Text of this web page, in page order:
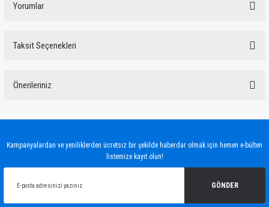
Yorumlar
Taksit Seçenekleri
Önerileriniz
Ürün açıklamasında eksik bilgiler bulunuyor.
Kampanyalardan ve yeniliklerden ücretsiz bir şekilde haberdar olmak için hemen e-bülten
listemize kayıt olun!
GÖNDER